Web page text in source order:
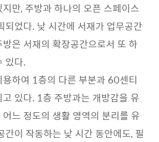
만, 주방과 하나의 오픈 스페이스
되었다. 낮 시간에 서재가 업무공간
은 서재의 확장공간으로서 또 하
있다.
하여 1층의 다른 부분과 60센티
있다. 1층 주방과는 개방감을 유
느 정도의 생활 영역의 분리를 유
간이 작동하는 낮 시간 동안에도, 필